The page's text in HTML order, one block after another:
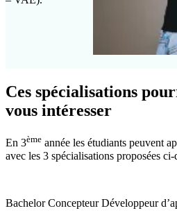
Ces spécialisations
vous intéresser
En 3ème année les étudiants peuvent
avec les 3 spécialisations proposées ci-
Bachelor Concepteur Développeur